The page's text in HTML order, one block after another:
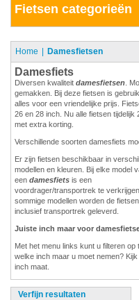
Fietsen categorieën
Home Damesfietsen
Damesfiets
Diversen kwaliteit damesfietsen .
gemakken. Bij deze fietsen is
alles voor een vriendelijke prijs.
26 en 28 inch. Nu alle fietsen
met extra korting.
Verschillende soorten damesfiets
Er zijn fietsen beschikbaar in
modellen en kleuren. Bij elke model
een damesfiets is een
voordrager/transportrek te
sommige modellen worden de fietsen
inclusief transportrek geleverd.
Juiste inch maar voor
Met het menu links kunt u filteren
welke inch maar u moet nemen?
inch maat.
Verfijn resultaten